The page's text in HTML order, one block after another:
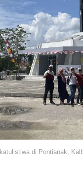
di Pontianak,